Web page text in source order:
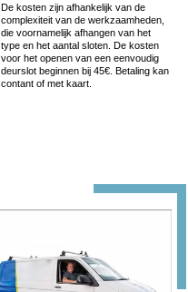
De kosten zijn afhankelijk van de
complexiteit van de werkzaamheden,
die voornamelijk afhangen van het
type en het aantal sloten. De kosten
voor het openen van een eenvoudig
deurslot beginnen bij 45€. Betaling kan
contant of met kaart.